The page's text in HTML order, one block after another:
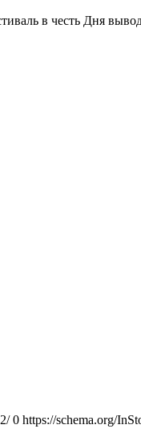
в честь Дня
0 https://schema.org/